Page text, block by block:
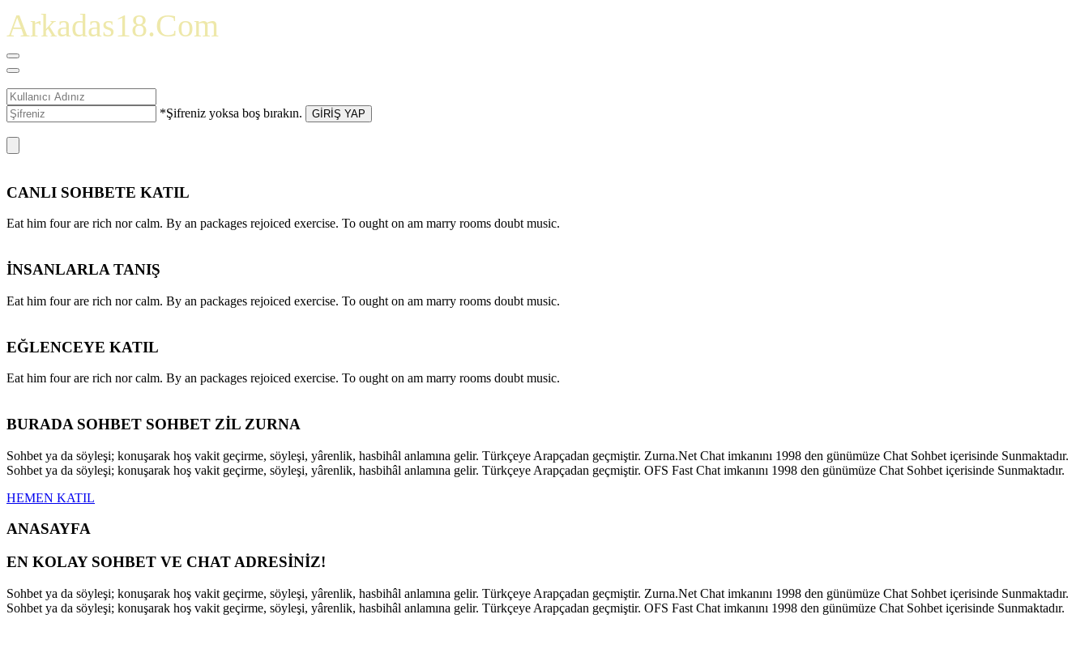
Arkadas18.Com
*Şifreniz yoksa boş bırakın. GİRİŞ YAP
CANLI SOHBETE KATIL
Eat him four are rich nor calm. By an packages rejoiced exercise. To ought on am marry rooms doubt music.
İNSANLARLA TANIŞ
Eat him four are rich nor calm. By an packages rejoiced exercise. To ought on am marry rooms doubt music.
EĞLENCEYE KATIL
Eat him four are rich nor calm. By an packages rejoiced exercise. To ought on am marry rooms doubt music.
BURADA SOHBET SOHBET ZİL ZURNA
Sohbet ya da söyleşi; konuşarak hoş vakit geçirme, söyleşi, yârenlik, hasbihâl anlamına gelir. Türkçeye Arapçadan geçmiştir. Zurna.Net Chat imkanını 1998 den günümüze Chat Sohbet içerisinde Sunmaktadır.
Sohbet ya da söyleşi; konuşarak hoş vakit geçirme, söyleşi, yârenlik, hasbihâl anlamına gelir. Türkçeye Arapçadan geçmiştir. OFS Fast Chat imkanını 1998 den günümüze Chat Sohbet içerisinde Sunmaktadır.
HEMEN KATIL
ANASAYFA
EN KOLAY SOHBET VE CHAT ADRESİNİZ!
Sohbet ya da söyleşi; konuşarak hoş vakit geçirme, söyleşi, yârenlik, hasbihâl anlamına gelir. Türkçeye Arapçadan geçmiştir. Zurna.Net Chat imkanını 1998 den günümüze Chat Sohbet içerisinde Sunmaktadır.
Sohbet ya da söyleşi; konuşarak hoş vakit geçirme, söyleşi, yârenlik, hasbihâl anlamına gelir. Türkçeye Arapçadan geçmiştir. OFS Fast Chat imkanını 1998 den günümüze Chat Sohbet içerisinde Sunmaktadır.